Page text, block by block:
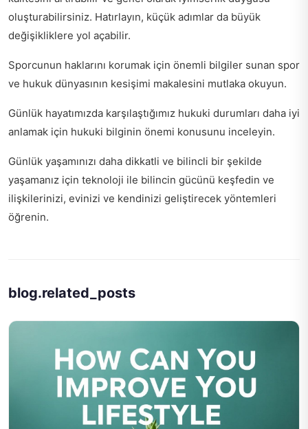
oluşturabilirsiniz. Hatırlayın, küçük adımlar da büyük
değişikliklere yol açabilir.
Sporcunun haklarını korumak için önemli bilgiler sunan spor
ve hukuk dünyasının kesişimi makalesini mutlaka okuyun.
Günlük hayatımızda karşılaştığımız hukuki durumları daha iyi
anlamak için hukuki bilginin önemi konusunu inceleyin.
Günlük yaşamınızı daha dikkatli ve bilincli bir şekilde
yaşamanız için teknoloji ile bilincin gücünü keşfedin ve
ilişkilerinizi, evinizi ve kendinizi geliştirecek yöntemleri
öğrenin.
blog.related_posts